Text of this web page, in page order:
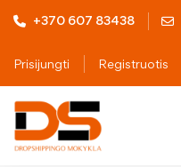
+370 607 83438
Prisijungti Registruotis